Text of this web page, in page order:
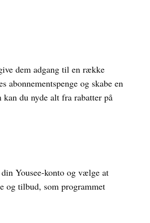
dem adgang til en række
abonnementspenge og skabe en
du nyde alt fra rabatter på
Yousee-konto og vælge at
og tilbud, som programmet